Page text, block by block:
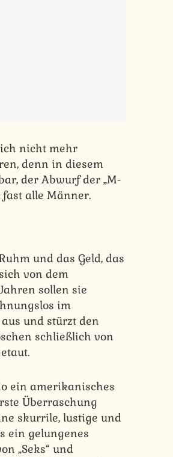
nicht mehr
denn in diesem
der Abwurf der „M-
fast alle Männer.
und das Geld, das
von dem
sollen sie
im
und stürzt den
schließlich von
ein amerikanisches
Überraschung
skurrile, lustige und
ein gelungenes
„Seks“ und